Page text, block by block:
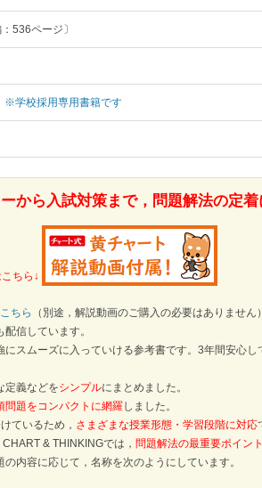
536ページ〕
※学校採用専用書籍です
ら入試対策まで，問題解法の定着
ちら↓
こちら
（別途，解説動画のご購入の必要はありません
信しています。
スムーズに入っていける参考書です。3年間安心し
定義などをシンプルにまとめました。
問題をコンパクトに網羅しました。
ているため， さまざまな授業形態・学習段階に対応
& THINKINGでは， 問題解法の最重要ポイン
の内容に応じて，名称を次のようにしています。